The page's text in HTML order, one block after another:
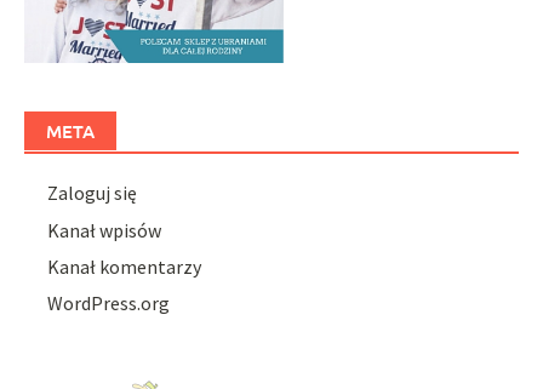
META
Zaloguj się
Kanał wpisów
Kanał komentarzy
WordPress.org